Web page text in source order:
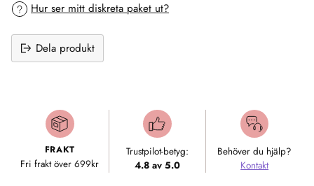
Hur ser mitt diskreta paket ut?
Dela produkt
varukorgenFRAKT
Fri frakt över 699kr
Trustpilot-betyg:
4.8 av 5.0
Behöver du hjälp?
Kontakt